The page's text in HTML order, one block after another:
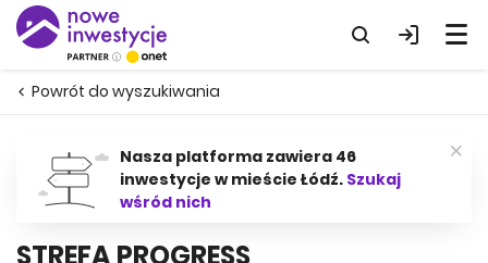
Powrót do wyszukiwania
Nasza platforma zawiera 46
inwestycje w mieście Łódź. Szukaj
wśród nich